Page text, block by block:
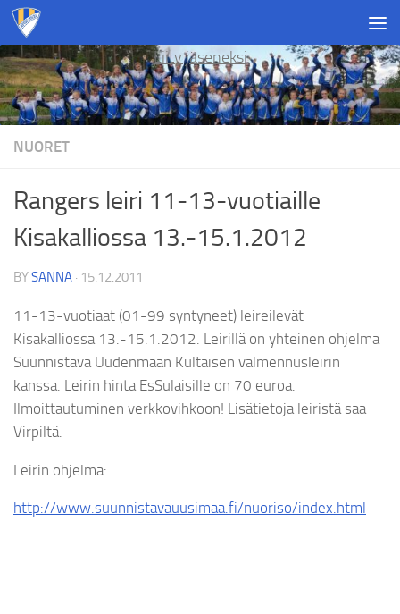
Skip to content
Liity jäseneksi
NUORET
Rangers leiri 11-13-vuotiaille
Kisakalliossa 13.-15.1.2012
BYSANNA · 15.12.2011
11-13-vuotiaat (01-99 syntyneet) leireilevät
Kisakalliossa 13.-15.1.2012. Leirillä on yhteinen ohjelma
Suunnistava Uudenmaan Kultaisen valmennusleirin
kanssa. Leirin hinta EsSulaisille on 70 euroa.
Ilmoittautuminen verkkovihkoon! Lisätietoja leiristä saa
Virpiltä.
Leirin ohjelma:
http://www.suunnistavauusimaa.fi/nuoriso/index.html